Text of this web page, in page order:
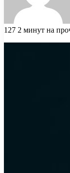
127 2 минут на